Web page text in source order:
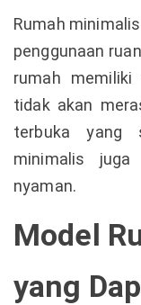
Rumah
penggunaan
rumah
tidak akan
terbuka yang
minimalis
nyaman.
Model
yang